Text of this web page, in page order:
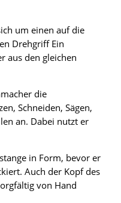
um einen auf die
Drehgriff Ein
aus den gleichen
die
Schneiden, Sägen,
an. Dabei nutzt er
in Form, bevor er
Auch der Kopf des
von Hand